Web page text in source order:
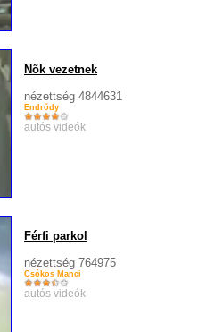
Nõk vezetnek
nézettség 4844631
Endrõdy
autós videók
Férfi parkol
nézettség 764975
Csókos Manci
autós videók